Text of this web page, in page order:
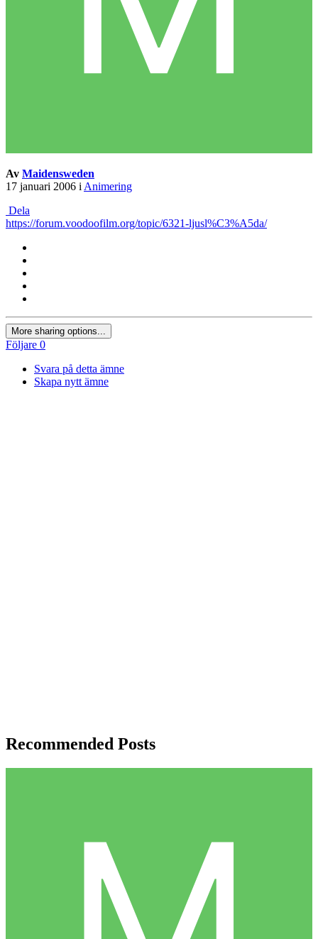
Av Maidensweden
17 januari 2006 iAnimering
Dela
https://forum.voodoofilm.org/topic/6321-ljusl%C3%A5da/
More sharing options...
Följare 0
Svara på detta ämne
Skapa nytt ämne
Recommended Posts